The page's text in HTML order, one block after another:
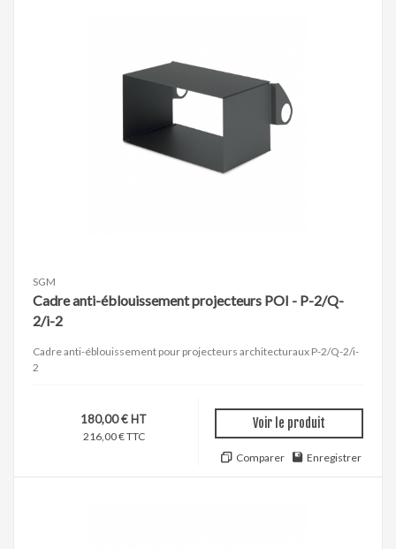
SGM
Cadre anti-éblouissement projecteurs POI - P-2/Q-
2/i-2
Cadre anti-éblouissement pour projecteurs architecturaux P-2/Q-2/i-
2
180,00 € HT
216,00 € TTC
Voir le produit
Comparer Enregistrer